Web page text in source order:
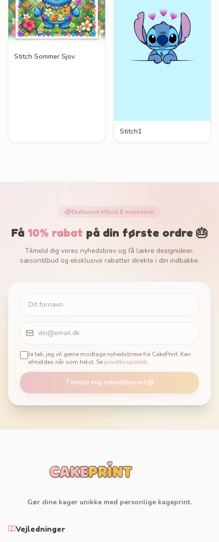
Stitch Sommer Sjov
Stitch1
Eksklusive tilbud & inspiration
Få 10% rabat på din første ordre 🎂
Tilmeld dig vores nyhedsbrev og få lækre designideer,
sæsontilbud og eksklusive rabatter direkte i din indbakke.
Ja tak, jeg vil gerne modtage nyhedsbreve fra CakePrint. Kan
afmeldes når som helst. Se privatlivspolitik.
Tilmeld mig nyhedsbrevet
Gør dine kager unikke med personlige kageprint.
Vejledninger